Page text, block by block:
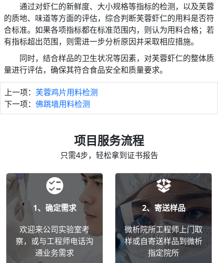
通过对虾仁的新鲜度、大小规格等指标的检测，以及芙蓉
的质地、味道等方面的评估，综合判断芙蓉虾仁的用料是否符
合标准。如果各项指标都在标准范围内，则认为用料合格；若
有指标超出范围，则需进一步分析原因并采取相应措施。
同时，结合样品的卫生状况等因素，对芙蓉虾仁的整体质
量进行评估，确保其符合食品安全和质量要求。
上一项： 芙蓉鸡片用料检测
下一项： 佛跳墙用料检测
项目服务流程
只需4步，轻松拿到证书报告
1、确定需求
欢迎来公司实验室考
察，或与工程师电话沟
通业务需求
2、寄送样品
微析院所工程师上门取
样或自寄送样品到微析
指定院所